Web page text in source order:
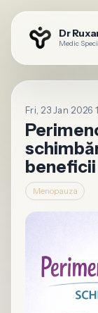
Dr
Medic
Fri, 23 Jan 2026
Menopauza